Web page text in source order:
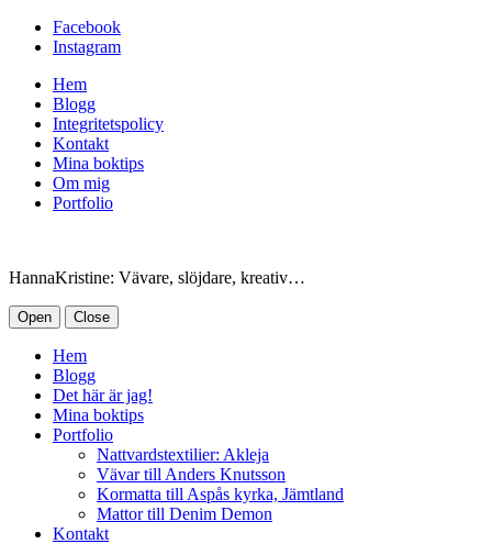
Facebook
Instagram
Hem
Blogg
Integritetspolicy
Kontakt
Mina boktips
Om mig
Portfolio
HannaKristine: Vävare, slöjdare, kreativ…
Open Close
Hem
Blogg
Det här är jag!
Mina boktips
Portfolio
Nattvardstextilier: Akleja
Vävar till Anders Knutsson
Kormatta till Aspås kyrka, Jämtland
Mattor till Denim Demon
Kontakt